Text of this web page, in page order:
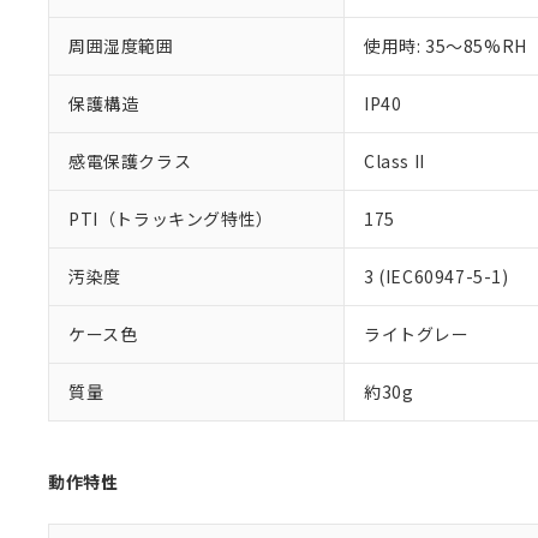
周囲湿度範囲 使用時: 35～85%RH
保護構造 IP40
感電保護クラス Class II
PTI（トラッキング特性） 175
汚染度 3 (IEC60947-5-1)
ケース色 ライトグレー
質量 約30g
動作特性
51物質の非含有証
※本証明書は発行
また、RoHS指令
混在することから